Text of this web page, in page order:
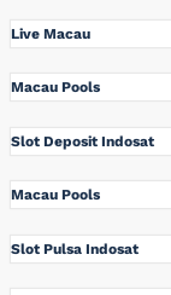
Live Macau
Macau Pools
Slot Deposit Indosat
Macau Pools
Slot Pulsa Indosat